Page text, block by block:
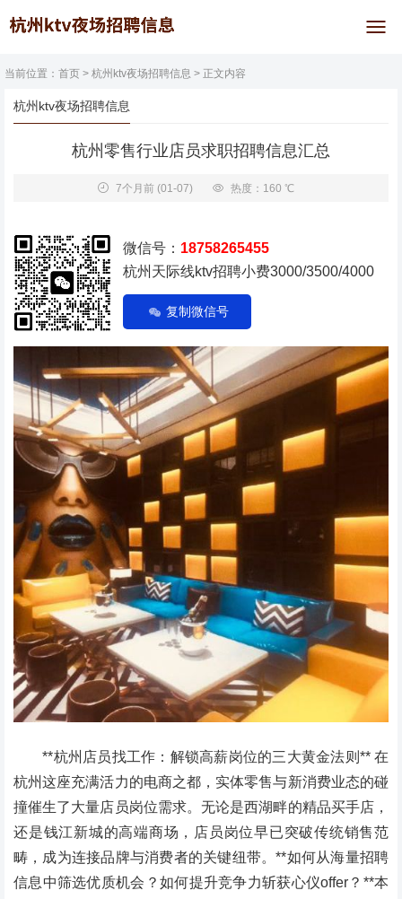
当前位置： 首页 > 杭州ktv夜场招聘信息 > 正文内容
杭州ktv夜场招聘信息
杭州零售行业店员求职招聘信息汇总
7个月前(01-07) 热度：160 ℃
微信号： 18758265455
杭州天际线ktv招聘小费3000/3500/4000
复制微信号
**杭州店员找工作：解锁高薪岗位的三大黄金法则** 在
杭州这座充满活力的电商之都，实体零售与新消费业态的碰
撞催生了大量店员岗位需求。无论是西湖畔的精品买手店，
还是钱江新城的高端商场，店员岗位早已突破传统销售范
畴，成为连接品牌与消费者的关键纽带。**如何从海量招聘
信息中筛选优质机会？如何提升竞争力斩获心仪offer？**本